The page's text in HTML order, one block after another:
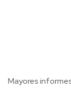
Mayores